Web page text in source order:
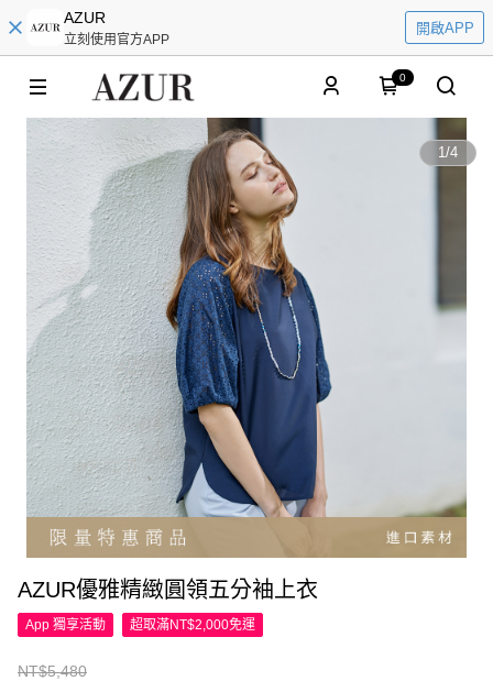
AZUR
立刻使用官方APP
開啟APP
0
1/4
AZUR優雅精緻圓領五分袖上衣
App 獨享活動 超取滿NT$2,000免運
NT$5,480